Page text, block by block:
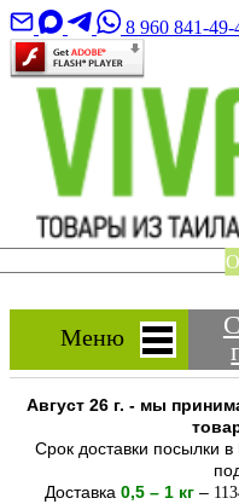
8 960 841-49-
Меню
Август 26 г. - мы
Срок доставки посылки
Доставка 0,5 – 1 кг –